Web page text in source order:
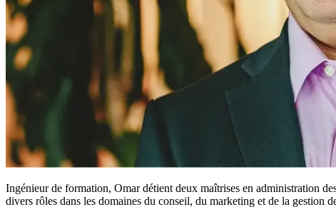
Ingénieur de formation, Omar détient deux maîtrises en administration
divers rôles dans les domaines du conseil, du marketing et de la gestion